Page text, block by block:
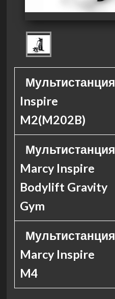
Мультистанция
Inspire
M2(M202B)
Мультистанция
Marcy Inspire
Bodylift Gravity
Gym
Мультистанция
Marcy Inspire
M4